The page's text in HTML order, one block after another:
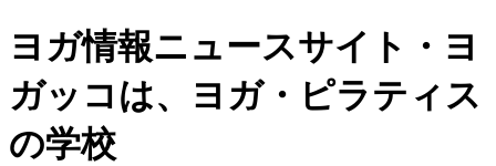
ヨガ情報ニュースサイト・ヨ
ガッコは、ヨガ・ピラティス
の学校